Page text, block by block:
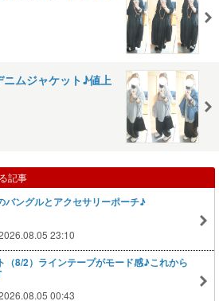
ニムジャケット♪値上
記事
バングルとアクセサリーポーチ♪
23:10
（8/2）ラインテープがモード感♪これから
00:43